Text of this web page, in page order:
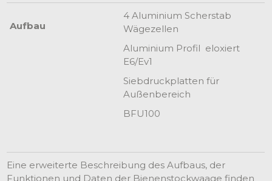
Aufbau
4 Aluminium Scherstab
Wägezellen
Aluminium Profil eloxiert
E6/Ev1
Siebdruckplatten für
Außenbereich
BFU100
Eine erweiterte Beschreibung des Aufbaus, der
Funktionen und Daten der Bienenstockwaage finden